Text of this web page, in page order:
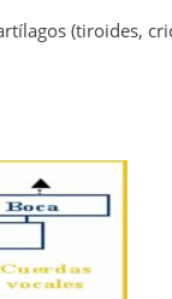
(tiroides,